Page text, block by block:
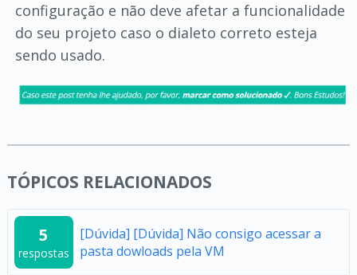
configuração e não deve afetar a funcionalidade
do seu projeto caso o dialeto correto esteja
sendo usado.
TÓPICOS RELACIONADOS
5
respostas
[Dúvida] [Dúvida] Não consigo acessar a
pasta dowloads pela VM